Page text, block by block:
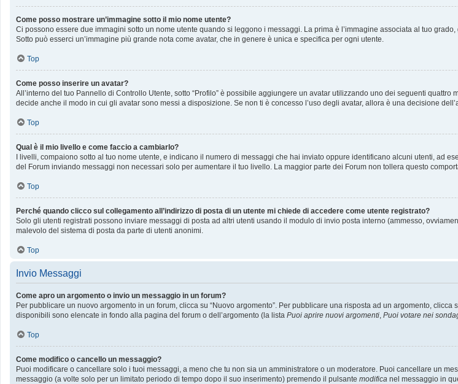
Come posso mostrare un’immagine sotto il mio nome utente?
Ci possono essere due immagini sotto un nome utente quando si leggono i messaggi. La prima è l’immagine associata al tuo
Sotto può esserci un’immagine più grande nota come avatar, che in genere è unica e specifica per ogni utente.
Top
Come posso inserire un avatar?
All’interno del tuo Pannello di Controllo Utente, sotto “Profilo” è possibile aggiungere un avatar utilizzando uno dei seguenti
decide anche il modo in cui gli avatar sono messi a disposizione. Se non ti è concesso l’uso degli avatar, allora è una decisione
Top
Qual è il mio livello e come faccio a cambiarlo?
I livelli, compaiono sotto al tuo nome utente, e indicano il numero di messaggi che hai inviato oppure identificano alcuni utenti, ad
del Forum inviando messaggi non necessari solo per aumentare il tuo livello. La maggior parte dei Forum non tollera questo
Top
Perché quando clicco sul collegamento all’indirizzo di posta di un utente mi chiede di accedere come utente registrato?
Solo gli utenti registrati possono inviare messaggi di posta ad altri utenti usando il modulo di invio posta interno (ammesso,
malevolo del sistema di posta da parte di utenti anonimi.
Top
Invio Messaggi
Come apro un argomento o invio un messaggio in un forum?
Per pubblicare un nuovo argomento in un forum, clicca su “Nuovo argomento”. Per pubblicare una risposta ad un argomento,
disponibili sono elencate in fondo alla pagina del forum o dell’argomento (la lista Puoi aprire nuovi argomenti, Puoi votare nei
Top
Come modifico o cancello un messaggio?
Puoi modificare o cancellare solo i tuoi messaggi, a meno che tu non sia un amministratore o un moderatore. Puoi cancellare un
messaggio (a volte solo per un limitato periodo di tempo dopo il suo inserimento) premendo il pulsante modifica nel messaggio in